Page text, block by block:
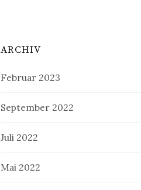
ARCHIV
Februar 2023
September 2022
Juli 2022
Mai 2022